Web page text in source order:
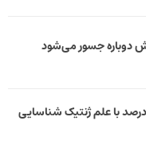
آمار دقیق شهدای جنگ/ ۴۰ درصد با علم ژنتیک شناسایی